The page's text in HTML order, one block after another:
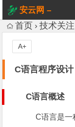
安云网 –
AnYun.ORG
首页 技术关注
C语言程序设计
A+
C语言概述
C语言是一